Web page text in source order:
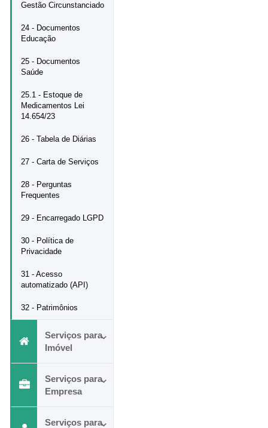
Gestão Circunstanciado
24 - Documentos
Educação
25 - Documentos
Saúde
25.1 - Estoque de
Medicamentos Lei
14.654/23
26 - Tabela de Diárias
27 - Carta de Serviços
28 - Perguntas
Frequentes
29 - Encarregado LGPD
30 - Política de
Privacidade
31 - Acesso
automatizado (API)
32 - Patrimônios
Serviços para
Imóvel
Serviços para
Empresa
Serviços para